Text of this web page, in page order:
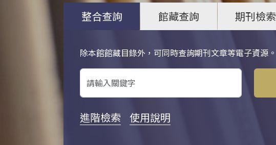
整合查詢 館藏查詢 期刊檢索
除本館館藏目錄外，可同時查詢期刊文章等電子資源。
關鍵字搜尋
進階檢索 使用說明